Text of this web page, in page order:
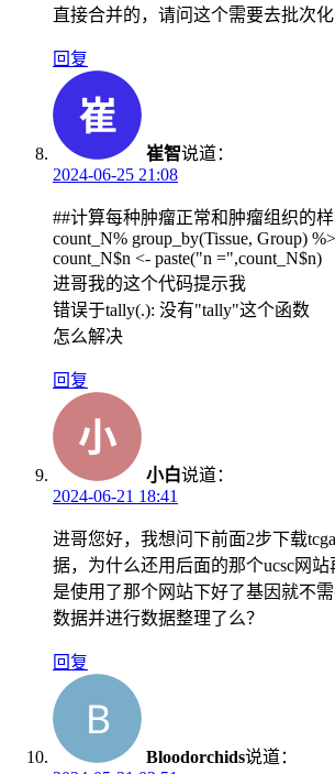
直接合并的，请问这个需要去批次化
回复
崔智说道：
2024-06-25 21:08
##计算每种肿瘤正常和肿瘤组织的
count_N% group_by(Tissue, Group)
count_N$n <- paste("n =",count_N$n)
进哥我的这个代码提示我
错误于tally(.): 没有"tally"这个函数
怎么解决
回复
小白说道：
2024-06-21 18:41
进哥您好，我想问下前面2步下载
据，为什么还用后面的那个ucsc网站
是使用了那个网站下好了基因就不
数据并进行数据整理了么？
回复
Bloodorchids说道：